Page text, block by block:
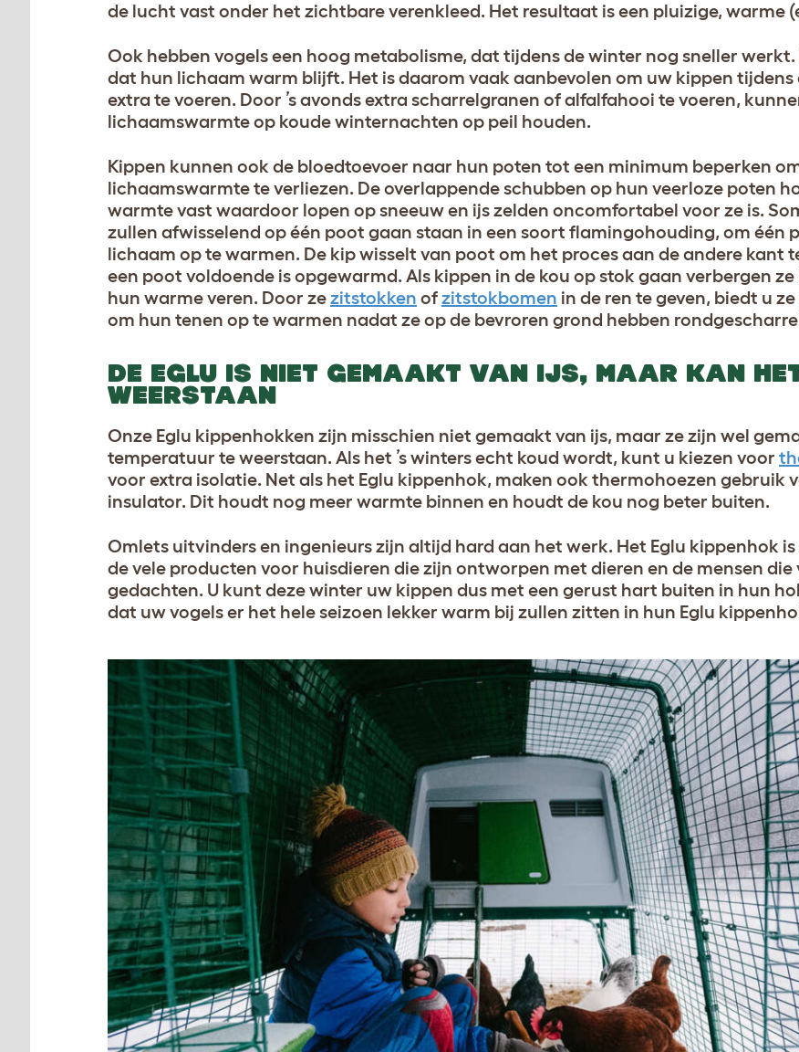
de lucht vast onder het zichtbare verenkleed. Het resultaat is een pluizige, warme
Ook hebben vogels een hoog metabolisme, dat tijdens de winter nog sneller
dat hun lichaam warm blijft. Het is daarom vaak aanbevolen om uw kippen
extra te voeren. Door ’s avonds extra scharrelgranen of alfalfahooi te voeren,
lichaamswarmte op koude winternachten op peil houden.
Kippen kunnen ook de bloedtoevoer naar hun poten tot een minimum beperken
lichaamswarmte te verliezen. De overlappende schubben op hun veerloze poten
warmte vast waardoor lopen op sneeuw en ijs zelden oncomfortabel voor ze is.
zullen afwisselend op één poot gaan staan in een soort flamingohouding, om één
lichaam op te warmen. De kip wisselt van poot om het proces aan de andere kant
een poot voldoende is opgewarmd. Als kippen in de kou op stok gaan verbergen
hun warme veren. Door zezitstokken ofzitstokbomen in de ren te geven, biedt u
om hun tenen op te warmen nadat ze op de bevroren grond hebben
DE EGLU IS NIET GEMAAKT VAN IJS, MAAR KAN
WEERSTAAN
Onze Eglu kippenhokken zijn misschien niet gemaakt van ijs, maar ze zijn wel
temperatuur te weerstaan. Als het ’s winters echt koud wordt, kunt u kiezen voor
voor extra isolatie. Net als het Eglu kippenhok, maken ook thermohoezen gebruik
insulator. Dit houdt nog meer warmte binnen en houdt de kou nog beter buiten.
Omlets uitvinders en ingenieurs zijn altijd hard aan het werk. Het Eglu kippenhok is
de vele producten voor huisdieren die zijn ontworpen met dieren en de mensen die
gedachten. U kunt deze winter uw kippen dus met een gerust hart buiten in hun
dat uw vogels er het hele seizoen lekker warm bij zullen zitten in hun Eglu